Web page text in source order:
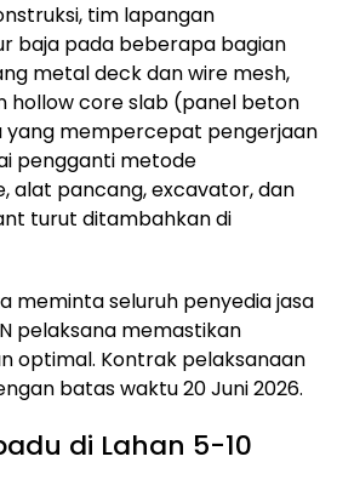
tim lapangan
baja pada beberapa bagian
metal deck dan wire mesh,
hollow core slab (panel beton
mempercepat pengerjaan
pengganti metode
alat pancang, excavator, dan
turut ditambahkan di
meminta seluruh penyedia jasa
pelaksana memastikan
optimal. Kontrak pelaksanaan
batas waktu 20 Juni 2026.
di Lahan 5-10